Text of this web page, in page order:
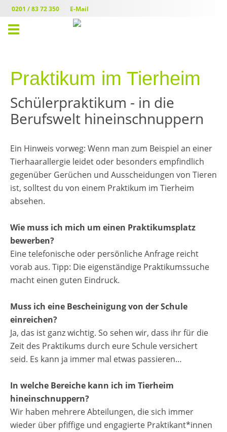
0201 / 83 72 350 E-Mail
Toggle
Praktikum im Tierheim
Schülerpraktikum - in die
Berufswelt hineinschnuppern
Ein Hinweis vorweg: Wenn man zum Beispiel an einer
Tierhaarallergie leidet oder besonders empfindlich
gegenüber Gerüchen und Ausscheidungen von Tieren
ist, solltest du von einem Praktikum im Tierheim
absehen.
Wie muss ich mich um einen Praktikumsplatz
bewerben?
Eine telefonische oder persönliche Anfrage reicht
vorab aus. Tipp: Die eigenständige Praktikumssuche
macht einen guten Eindruck.
Muss ich eine Bescheinigung von der Schule
einreichen?
Ja, das ist ganz wichtig. So sehen wir, dass ihr für die
Zeit des Praktikums durch eure Schule versichert
seid. Es kann ja immer mal etwas passieren…
In welche Bereiche kann ich im Tierheim
hineinschnuppern?
Wir haben mehrere Abteilungen, die sich immer
wieder über pfiffige und engagierte Praktikant*innen